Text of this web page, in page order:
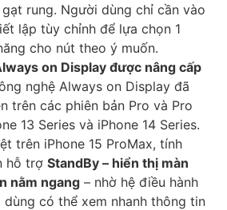
rung. Người dùng chỉ cần vào
lập tùy chỉnh để lựa chọn 1
cho nút theo ý muốn.
on Display được nâng cấp
nghệ Always on Display đã
trên các phiên bản Pro và Pro
13 Series và iPhone 14 Series.
trên iPhone 15 ProMax, tính
hỗ trợ StandBy – hiển thị màn
nằm ngang – nhờ hệ điều hành
dùng có thể xem nhanh thông tin